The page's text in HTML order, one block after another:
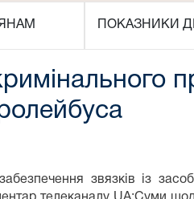
ПОКАЗНИКИ
звязків із